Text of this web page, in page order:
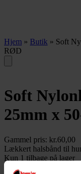
Hjem » Butik » Soft
RØD
Soft
25mm x
Gammel pris: kr.60,00
Lækkert halsbånd til
Kun 1 tilbage på lager